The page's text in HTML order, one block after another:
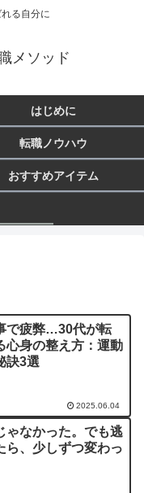
る自分に
メソッド
はじめに
転職ノウハウ
おすすめアイテム
で疲弊…30代が転
心身の整え方：運動
訣3選
2025.06.04
ゃなかった。でも逃
ら、少しずつ変わっ